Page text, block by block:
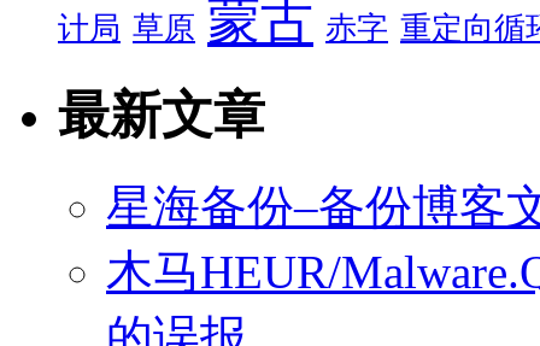
计局 草原 蒙古 赤字 重定向循
最新文章
星海备份–备份博客
木马HEUR/